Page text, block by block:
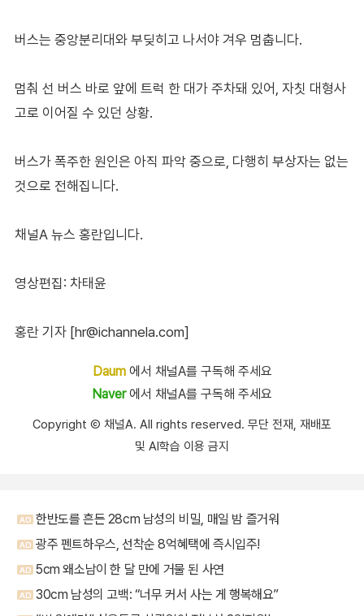
버스는 중앙분리대와 부딪히고 나서야 겨우 멈춥니다.
멈춰 선 버스 바로 앞에 트럭 한 대가 주차돼 있어, 자칫 대형사
고로 이어질 수 있던 상황.
버스가 폭주한 원인은 아직 파악 중으로, 다행히 부상자는 없는
것으로 전해집니다.
채널A 뉴스 홍란입니다.
영상편집: 차태윤
홍란 기자 [hr@ichannela.com]
Daum에서 채널A를 구독해 주세요
Naver에서 채널A를 구독해 주세요
Copyright Ⓒ 채널A. All rights reserved. 무단 전재, 재배포
및 AI학습 이용 금지